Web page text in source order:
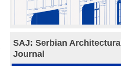
SAJ: Serbian Architectural
Journal